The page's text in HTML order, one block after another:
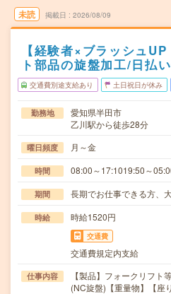
未読 掲載日 2026/08/09
【経験者×ブラッシュ
ト部品の旋盤加工/日払
交通費別途支給あり 土日祝日が休み
勤務地
愛知県半田市
乙川駅から徒歩28分
曜日頻度 月～金
時間 08:00～17:1019:50～
期間 長期でお仕事できる方、
時給 時給1520円
交通費
交通費規定内支給
仕事内容
【製品】フォークリフト
(NC旋盤)【重量物】【